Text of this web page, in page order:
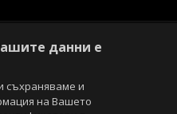
Всички права запазени.
данни е
съхраняваме и
на Вашето